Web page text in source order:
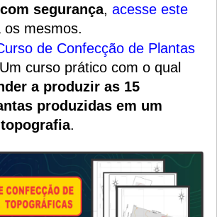
segurança, acesse este
os mesmos.
de Confecção de Plantas
Um curso prático com o qual
a produzir as 15
produzidas em um
.